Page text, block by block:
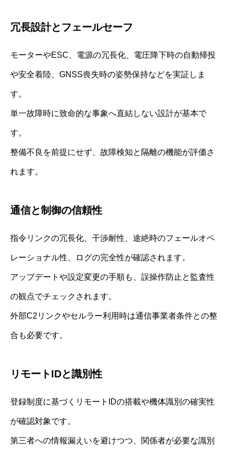
冗長設計とフェールセーフ
モーターやESC、電源の冗長化、電圧降下時の自動帰投
や安全着陸、GNSS喪失時の姿勢保持などを実証しま
す。
単一故障時に致命的な事象へ直結しない設計が基本で
す。
整備不良を前提にせず、故障検知と隔離の機能が評価さ
れます。
通信と制御の信頼性
指令リンクの冗長化、干渉耐性、途絶時のフェールオペ
レーショナル性、ログの完全性が確認されます。
アップデートや設定変更の手順も、誤操作防止と監査性
の観点でチェックされます。
外部C2リンクやセルラー利用時は通信事業者条件との整
合も必要です。
リモートIDと識別性
登録制度に基づくリモートIDの搭載や機体識別の確実性
が確認対象です。
第三者への情報漏えいを避けつつ、関係者が必要な識別